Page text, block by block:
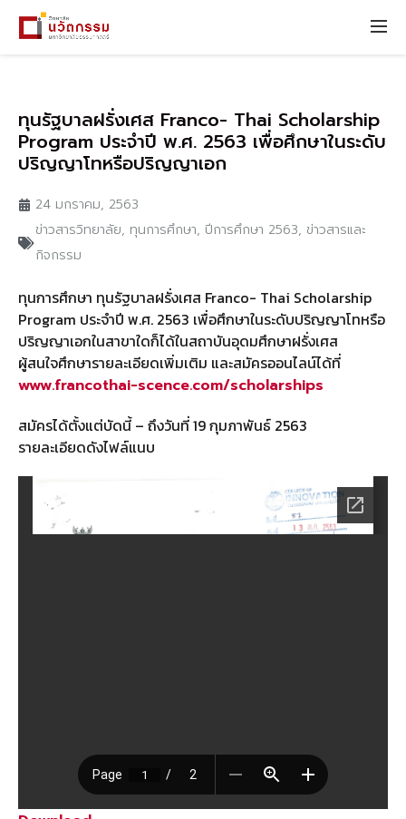
ทุนรัฐบาลฝรั่งเศส Franco- Thai Scholarship
Program ประจำปี พ.ศ. 2563 เพื่อศึกษาในระดับ
ปริญญาโทหรือปริญญาเอก
24 มกราคม, 2563
ข่าวสารวิทยาลัย, ทุนการศึกษา, ปีการศึกษา 2563, ข่าวสารและ
กิจกรรม
ทุนการศึกษา ทุนรัฐบาลฝรั่งเศส Franco- Thai Scholarship
Program ประจำปี พ.ศ. 2563 เพื่อศึกษาในระดับปริญญาโทหรือ
ปริญญาเอกในสาขาใดก็ได้ในสถาบันอุดมศึกษาฝรั่งเศส
ผู้สนใจศึกษารายละเอียดเพิ่มเติม และสมัครออนไลน์ได้ที่
www.francothai-scence.com/scholarships
สมัครได้ตั้งแต่บัดนี้ – ถึงวันที่ 19 กุมภาพันธ์ 2563
รายละเอียดดังไฟล์แนบ